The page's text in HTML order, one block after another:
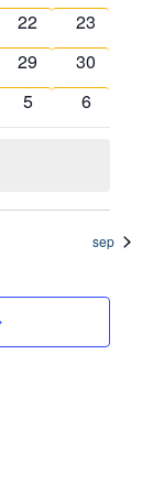
evenementen
0
evenementen
22
0
23
0
evenementen
29
0
30
0
evenementen
5
0
6
sep